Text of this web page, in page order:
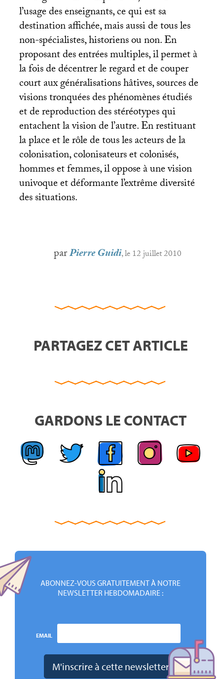
l’usage des enseignants, ce qui est sa
destination affichée, mais aussi de tous les
non-spécialistes, historiens ou non. En
proposant des entrées multiples, il permet à
la fois de décentrer le regard et de couper
court aux généralisations hâtives, sources de
visions tronquées des phénomènes étudiés
et de reproduction des stéréotypes qui
entachent la vision de l’autre. En restituant
la place et le rôle de tous les acteurs de la
colonisation, colonisateurs et colonisés,
hommes et femmes, il oppose à une vision
univoque et déformante l’extrême diversité
des situations.
parPierre Guidi, le 12 juillet 2010
PARTAGEZ CET ARTICLE
GARDONS LE CONTACT
ABONNEZ-VOUS GRATUITEMENT À NOTRE
NEWSLETTER HEBDOMADAIRE :
EMAIL